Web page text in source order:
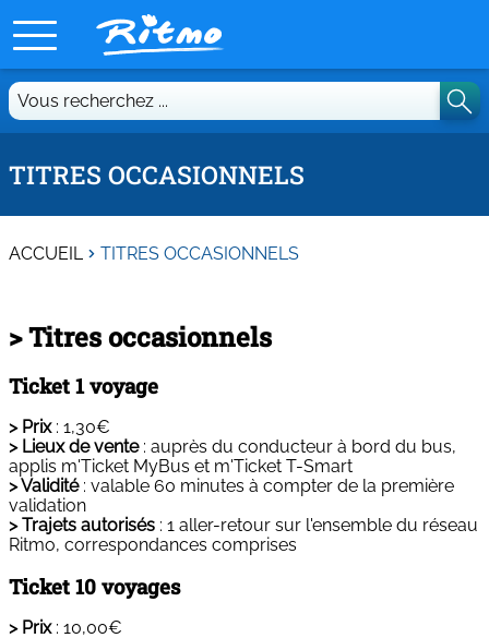
Vous
recherchez
TITRES OCCASIONNELS
ACCUEIL TITRES OCCASIONNELS
> Titres occasionnels
Ticket 1 voyage
> Prix: 1,30€
> Lieux de vente: auprès du conducteur à bord du bus,
applis m'Ticket MyBus et m'Ticket T-Smart
> Validité: valable 60 minutes à compter de la première
validation
> Trajets autorisés : 1 aller-retour sur l'ensemble du réseau
Ritmo, correspondances comprises
Ticket 10 voyages
> Prix: 10,00€